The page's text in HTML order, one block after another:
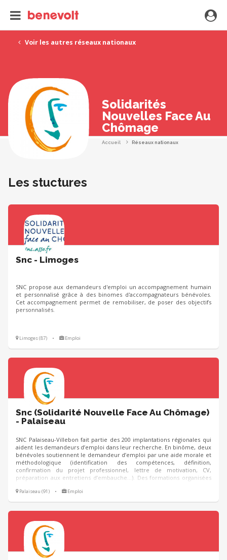
Voir les autres réseaux nationaux
Solidarités
Nouvelles Face Au
Chômage
Accueil Réseaux nationaux
Les stuctures
Snc - Limoges
SNC propose aux demandeurs d'emploi un accompagnement humain
et personnalisé grâce à des binomes d'accompagnateurs bénévoles.
Cet accompagnement permet de remobiliser, de poser des objectifs
personnalisés.
Limoges (87) • Emploi
Snc (Solidarité Nouvelle Face Au Chômage)
- Palaiseau
SNC Palaiseau-Villebon fait partie des 200 implantations régionales qui
aident les demandeurs d’emploi dans leur recherche. En binôme, deux
bénévoles soutiennent le demandeur d’emploi par une aide morale et
méthodologique (identification des compétences, définition,
confirmation du projet professionnel, lettre de motivation, CV,
préparation aux entretiens d’embauche...). Des formations organisées
gratuites et sans durée limitée.
Palaiseau (91) • Emploi